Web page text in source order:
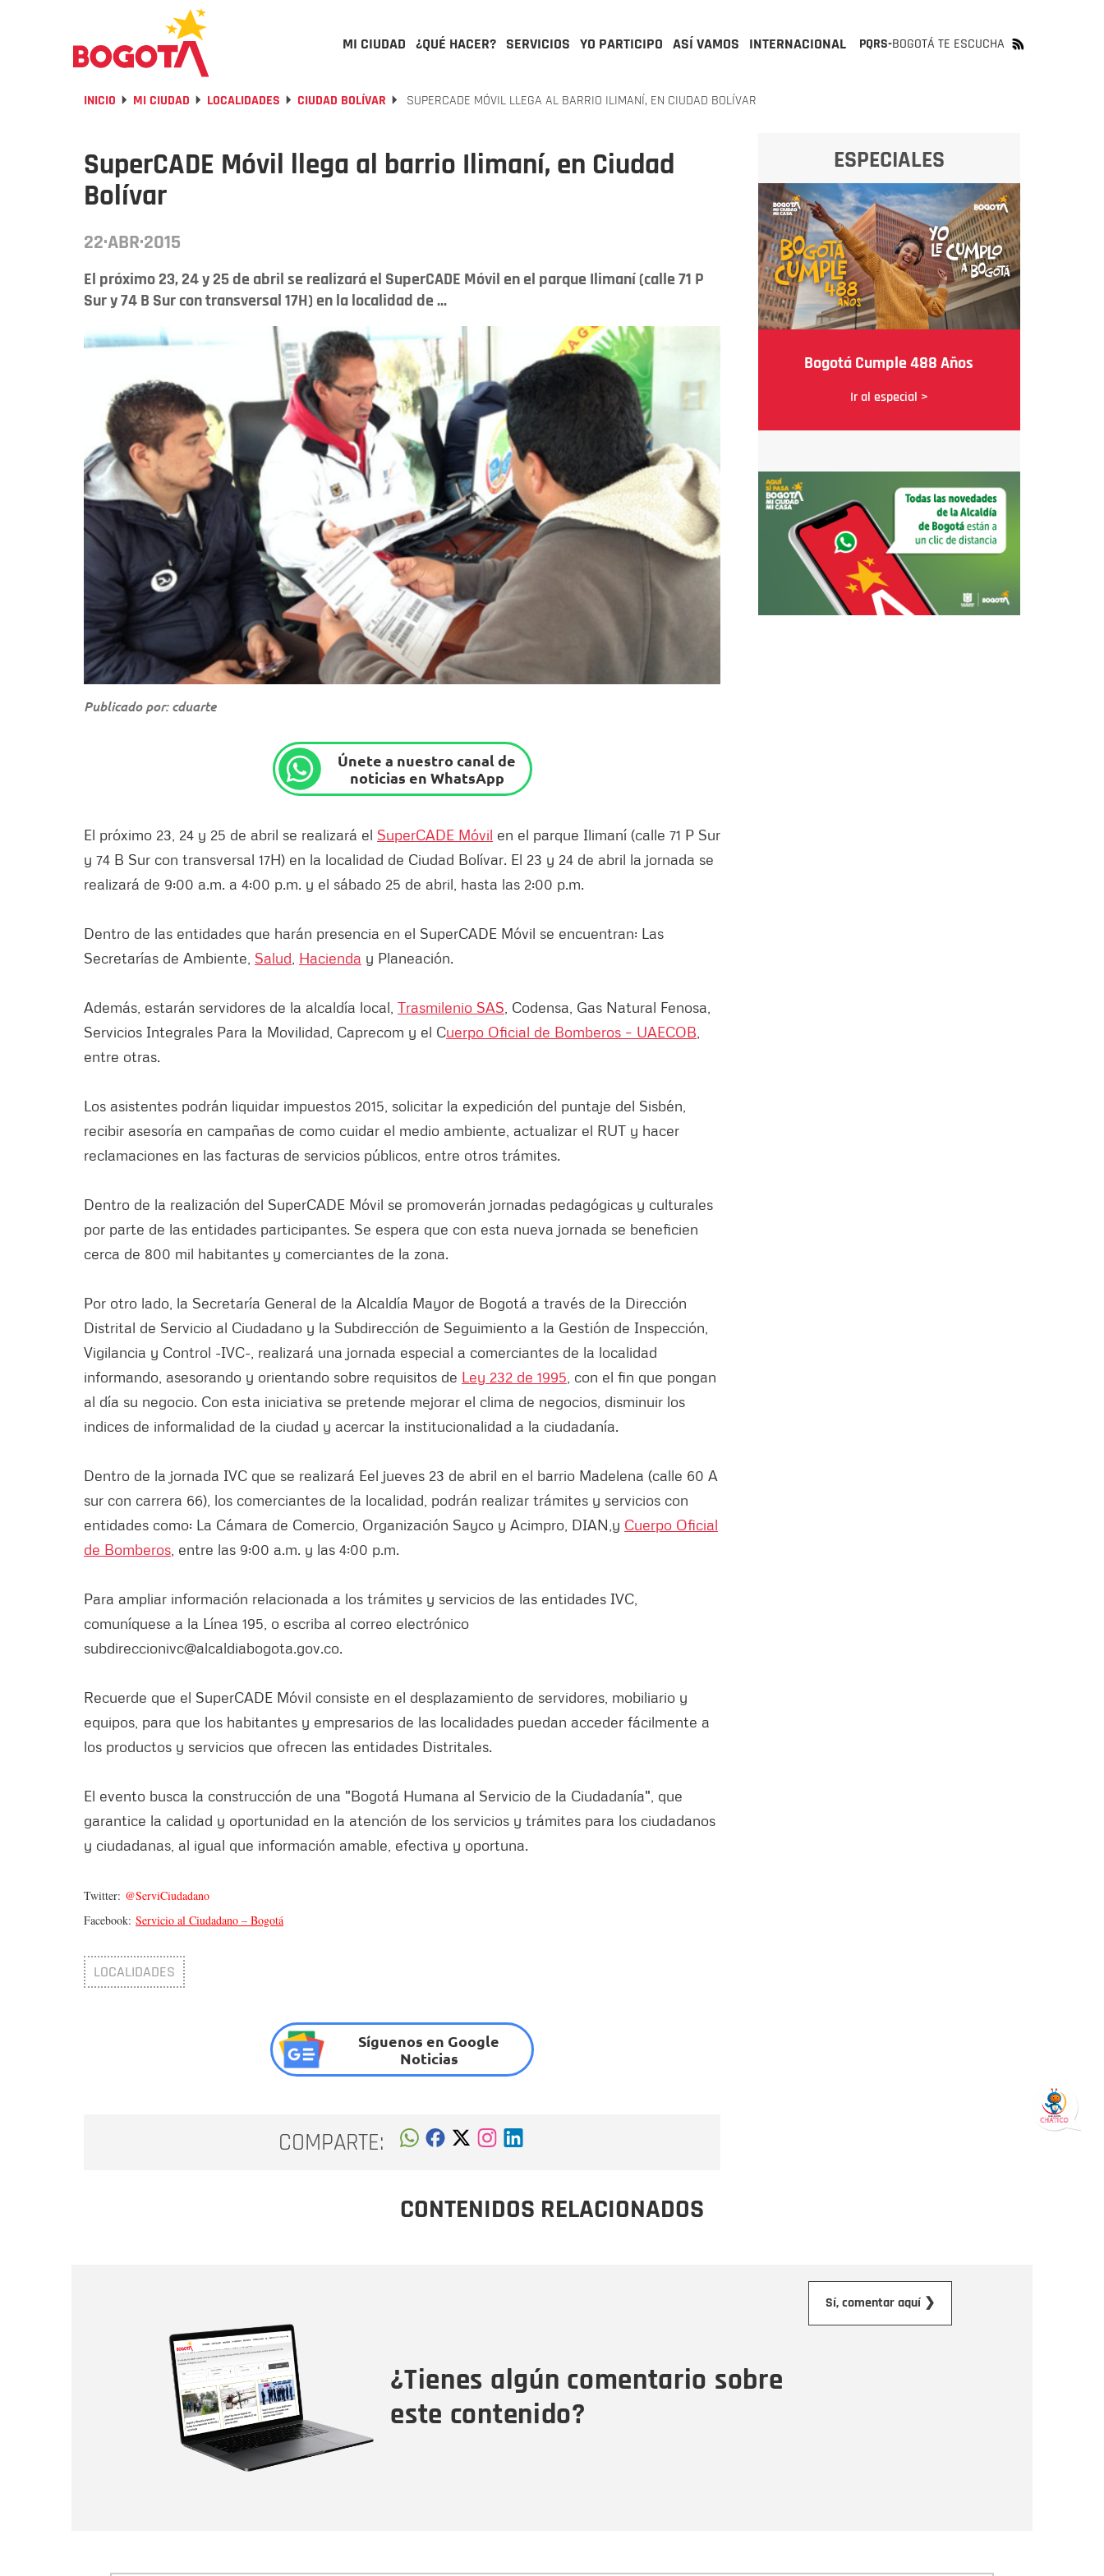
MI CIUDAD ¿QUÉ HACER? SERVICIOS YO PARTICIPO ASÍ VAMOS INTERNACIONAL PQRS-BOGOTÁ TE ESCUCHA
INICIO MI CIUDAD LOCALIDADES CIUDAD BOLÍVAR SUPERCADE MÓVIL LLEGA AL BARRIO ILIMANÍ, EN CIUDAD BOLÍVAR
SuperCADE Móvil llega al barrio Ilimaní, en Ciudad
Bolívar
22·ABR·2015
El próximo 23, 24 y 25 de abril se realizará el SuperCADE Móvil en el parque Ilimaní (calle 71 P
Sur y 74 B Sur con transversal 17H) en la localidad de ...
Publicado por: cduarte
Únete a nuestro canal de
noticias en WhatsApp
El próximo 23, 24 y 25 de abril se realizará el SuperCADE Móvil en el parque Ilimaní (calle 71 P Sur
y 74 B Sur con transversal 17H) en la localidad de Ciudad Bolívar. El 23 y 24 de abril la jornada se
realizará de 9:00 a.m. a 4:00 p.m. y el sábado 25 de abril, hasta las 2:00 p.m.
Dentro de las entidades que harán presencia en el SuperCADE Móvil se encuentran: Las
Secretarías de Ambiente, Salud Hacienda y Planeación.
Además, estarán servidores de la alcaldía local, Trasmilenio SAS , Codensa, Gas Natural Fenosa,
Servicios Integrales Para la Movilidad, Caprecom y el Cuerpo Oficial de Bomberos – UAECOB
entre otras.
Los asistentes podrán liquidar impuestos 2015, solicitar la expedición del puntaje del Sisbén,
recibir asesoría en campañas de como cuidar el medio ambiente, actualizar el RUT y hacer
reclamaciones en las facturas de servicios públicos, entre otros trámites.
Dentro de la realización del SuperCADE Móvil se promoverán jornadas pedagógicas y culturales
por parte de las entidades participantes. Se espera que con esta nueva jornada se beneficien
cerca de 800 mil habitantes y comerciantes de la zona.
Por otro lado, la Secretaría General de la Alcaldía Mayor de Bogotá a través de la Dirección
Distrital de Servicio al Ciudadano y la Subdirección de Seguimiento a la Gestión de Inspección,
Vigilancia y Control -IVC-, realizará una jornada especial a comerciantes de la localidad
informando, asesorando y orientando sobre requisitos de Ley 232 de 1995 , con el fin que pongan
al día su negocio. Con esta iniciativa se pretende mejorar el clima de negocios, disminuir los
indices de informalidad de la ciudad y acercar la institucionalidad a la ciudadanía.
Dentro de la jornada IVC que se realizará Eel jueves 23 de abril en el barrio Madelena (calle 60 A
sur con carrera 66), los comerciantes de la localidad, podrán realizar trámites y servicios con
entidades como: La Cámara de Comercio, Organización Sayco y Acimpro, DIAN,y Cuerpo Oficial
de Bomberos , entre las 9:00 a.m. y las 4:00 p.m.
Para ampliar información relacionada a los trámites y servicios de las entidades IVC,
comuníquese a la Línea 195, o escriba al correo electrónico
subdireccionivc@alcaldiabogota.gov.co.
Recuerde que el SuperCADE Móvil consiste en el desplazamiento de servidores, mobiliario y
equipos, para que los habitantes y empresarios de las localidades puedan acceder fácilmente a
los productos y servicios que ofrecen las entidades Distritales.
El evento busca la construcción de una "Bogotá Humana al Servicio de la Ciudadanía", que
garantice la calidad y oportunidad en la atención de los servicios y trámites para los ciudadanos
y ciudadanas, al igual que información amable, efectiva y oportuna.
Twitter: @ServiCiudadano
Facebook: Servicio al Ciudadano – Bogotá
LOCALIDADES
Síguenos en Google
Noticias
COMPARTE:
ESPECIALES
Bogotá Cumple 488 Años
Ir al especial >
CONTENIDOS RELACIONADOS
¿Tienes algún comentario sobre
este contenido?
Sí, comentar aquí ❯